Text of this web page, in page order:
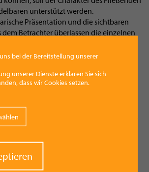
unterstützt werden.
Präsentation und die sichtbaren
Betrachter überlassen die einzelnen
miteinander zu verbinden. Die Funktion
von ihnen transportiert wird, bleibt
zum Teil auf der Faszination vom
prozessorientiert. Der
und intuitiven Charakter.
der menschlichen Wahrnehmung und
Objekte und Installationen. In
Arbeiten aus Glas erforscht sie
Illusion von Bildern, derer ein
sicher scheint.
bei der Bereitstellung unserer
unserer Dienste erklären Sie sich
dass wir Cookies setzen.